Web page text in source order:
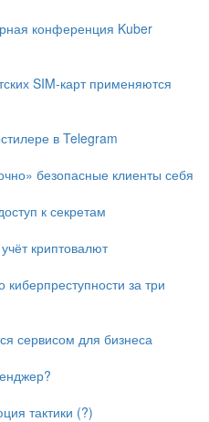
конференция Kuber
SIM-карт применяются
в Telegram
безопасные клиенты себя
к секретам
криптовалют
киберпреступности за три
сервисом для бизнеса
тактики (?)